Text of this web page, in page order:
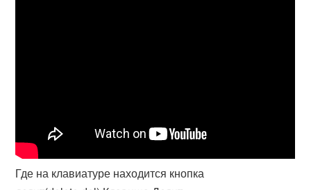
Где на клавиатуре находится кнопка